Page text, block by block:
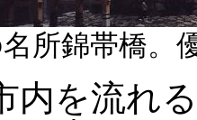
所錦帯橋。
を流れ